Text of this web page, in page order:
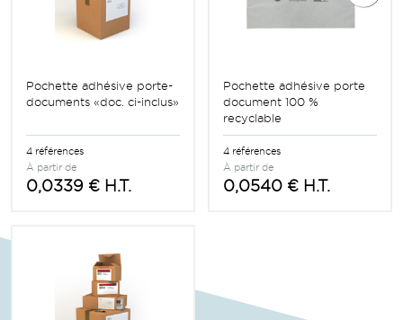
Pochette adhésive porte-
documents «doc. ci-inclus»
4 références
À partir de
0,0339 € H.T.
Pochette adhésive porte
document 100 %
recyclable
4 références
À partir de
0,0540 € H.T.